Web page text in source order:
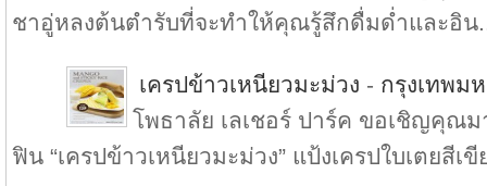
ชาอู่หลงต้นตำรับที่จะทำให้คุณรู้สึกดื่มด่ำและอิน
เครปข้าวเหนียวมะม่วง - กรุงเทพม
โพธาลัย เลเชอร์ ปาร์ค ขอเชิญคุณ
ฟิน “เครปข้าวเหนียวมะม่วง” แป้งเครปใบเตยสีเขี